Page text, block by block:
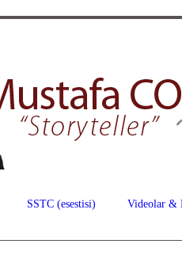
SSTC (esestisi) Videolar &